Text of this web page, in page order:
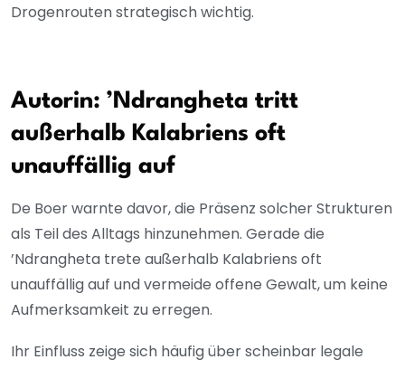
Drogenrouten strategisch wichtig.
Autorin: ’Ndrangheta tritt
außerhalb Kalabriens oft
unauffällig auf
De Boer warnte davor, die Präsenz solcher Strukturen
als Teil des Alltags hinzunehmen. Gerade die
’Ndrangheta trete außerhalb Kalabriens oft
unauffällig auf und vermeide offene Gewalt, um keine
Aufmerksamkeit zu erregen.
Ihr Einfluss zeige sich häufig über scheinbar legale